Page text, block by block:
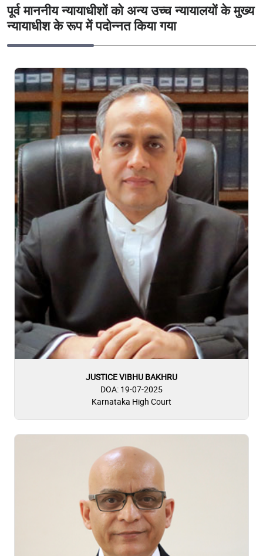
पूर्व माननीय न्यायाधीशों को अन्य उच्च न्यायालयों के मुख्य
न्यायाधीश के रूप में पदोन्नत किया गया
JUSTICE VIBHU BAKHRU
DOA: 19-07-2025
Karnataka High Court